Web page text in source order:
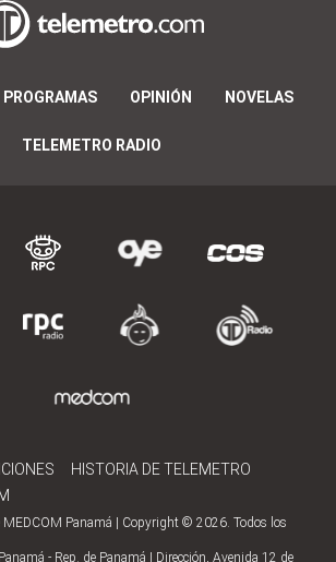
PROGRAMAS OPINIÓN NOVELAS
TELEMETRO RADIO
HISTORIA DE TELEMETRO
MEDCOM Panamá | Copyright © 2026. Todos los
- Rep. de Panamá | Dirección, Avenida 12 de